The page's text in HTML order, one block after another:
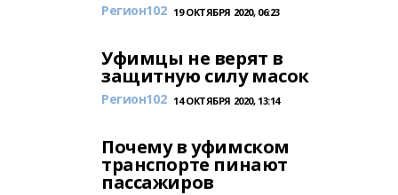
Регион102 19 ОКТЯБРЯ 2020, 06:23
Уфимцы не верят в
защитную силу масок
Регион102 14 ОКТЯБРЯ 2020, 13:14
Почему в уфимском
транспорте пинают
пассажиров